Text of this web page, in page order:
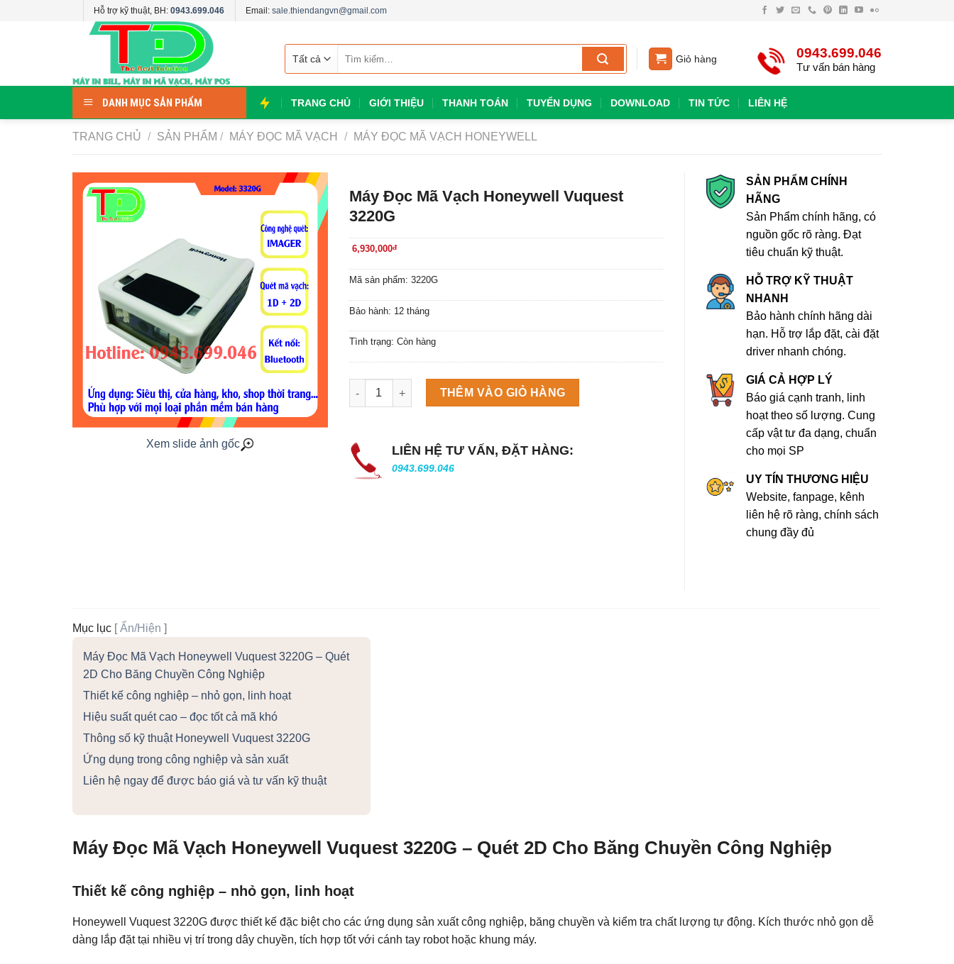
Hỗ trợ kỹ thuật, BH: 0943.699.046 Email: sale.thiendangvn@gmail.com
kiếm:
Giỏ hàng 0943.699.046
Tư vấn bán hàng
DANH MỤC SẢN PHẨM TRANG CHỦ GIỚI THIỆU THANH TOÁN TUYỂN DỤNG DOWNLOAD TIN TỨC LIÊN HỆ
TRANG CHỦ / SẢN PHẨM / MÁY ĐỌC MÃ VẠCH / MÁY ĐỌC MÃ VẠCH HONEYWELL
Xem slide ảnh gốc
Máy Đọc Mã Vạch Honeywell Vuquest
3220G
6,930,000đ
Mã sản phẩm: 3220G
Bảo hành: 12 tháng
Tình trạng: Còn hàng
Máy làm đá viên Scotsman NW458AS số lượng
THÊM VÀO GIỎ HÀNG
LIÊN HỆ TƯ VẤN, ĐẶT HÀNG:
0943.699.046
SẢN PHẨM CHÍNH
HÃNG
Sản Phẩm chính hãng, có
nguồn gốc rõ ràng. Đạt
tiêu chuẩn kỹ thuật.
HỖ TRỢ KỸ THUẬT
NHANH
Bảo hành chính hãng dài
hạn. Hỗ trợ lắp đặt, cài đặt
driver nhanh chóng.
GIÁ CẢ HỢP LÝ
Báo giá cạnh tranh, linh
hoạt theo số lượng. Cung
cấp vật tư đa dạng, chuẩn
cho mọi SP
UY TÍN THƯƠNG HIỆU
Website, fanpage, kênh
liên hệ rõ ràng, chính sách
chung đầy đủ
Mục lục [Ẩn/Hiện ]
Máy Đọc Mã Vạch Honeywell Vuquest 3220G – Quét
2D Cho Băng Chuyền Công Nghiệp
Thiết kế công nghiệp – nhỏ gọn, linh hoạt
Hiệu suất quét cao – đọc tốt cả mã khó
Thông số kỹ thuật Honeywell Vuquest 3220G
Ứng dụng trong công nghiệp và sản xuất
Liên hệ ngay để được báo giá và tư vấn kỹ thuật
Máy Đọc Mã Vạch Honeywell Vuquest 3220G – Quét 2D Cho Băng Chuyền Công Nghiệp
Thiết kế công nghiệp – nhỏ gọn, linh hoạt
Honeywell Vuquest 3220G được thiết kế đặc biệt cho các ứng dụng sản xuất công nghiệp, băng chuyền và kiểm tra chất lượng tự động. Kích thước nhỏ gọn dễ
dàng lắp đặt tại nhiều vị trí trong dây chuyền, tích hợp tốt với cánh tay robot hoặc khung máy.